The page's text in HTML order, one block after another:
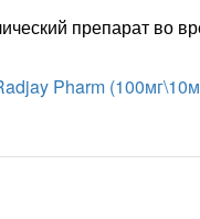
препарат во
Pharm